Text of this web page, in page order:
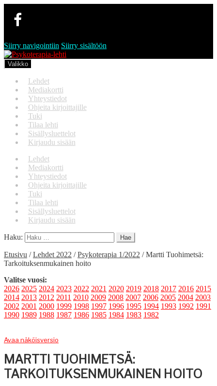
Siirry navigointiin Siirry sisältöön
Valikko
Lehdet
Mediakortti
Yhteystiedot
Ohjeita kirjoittajille
Tuki
Tilaa lehti
Sisällysluettelot
Kirjaudu sisään
Lehdet
Mediakortti
Yhteystiedot
Ohjeita kirjoittajille
Tuki
Tilaa lehti
Sisällysluettelot
Kirjaudu sisään
Haku:
Etusivu /Lehdet 2022 /Psykoterapia 1/2022 /Martti Tuohimetsä:
Tarkoituksenmukainen hoito
Valitse vuosi:
2026 2025 2024 2023 2022 2021 2020 2019 2018 2017 2016 2015
2014 2013 2012 2011 2010 2009 2008 2007 2006 2005 2004 2003
2002 2001 2000 1999 1998 1997 1996 1995 1994 1993 1992 1991
1990 1989 1988 1987 1986 1985 1984 1983 1982
Avaa näköisversio
MARTTI TUOHIMETSÄ:
TARKOITUKSENMUKAINEN HOITO